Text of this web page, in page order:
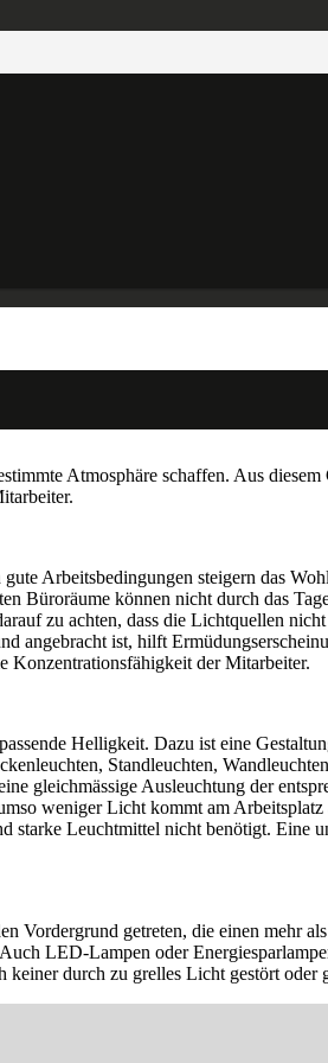
Atmosphäre schaffen. Aus
Arbeitsbedingungen steigern das
Büroräume können nicht durch das
zu achten, dass die Lichtquellen
angebracht ist, hilft
Konzentrationsfähigkeit der Mitarbeiter.
Helligkeit. Dazu ist eine
Standleuchten,
gleichmässige Ausleuchtung der
weniger Licht kommt am
starke Leuchtmittel nicht benötigt.
getreten, die einen mehr
LED-Lampen oder
durch zu grelles Licht gestört oder